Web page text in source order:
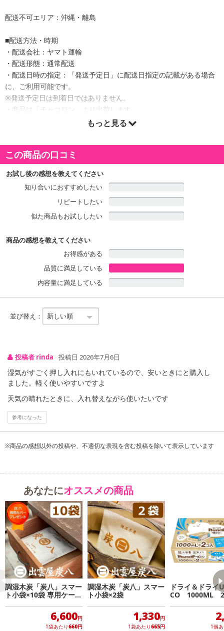
配送不可エリア：沖縄・離島
■配送方法・時期
・配送会社：ヤマト運輸
・配送形態：通常配送
・配送日時の指定：「発送予定日」に配送日指定の記載がある場合
に、ご利用可能です。
※発送予定日は到着日ではありません。
・商品は「チャコロン」より出荷します。
商品詳細
もっと見る
この商品の口コミ
お試し後の感想を教えてください
知り合いにおすすめしたい
リピートしたい
似た商品もお試ししたい
商品の感想を教えてください
お得感がある
品質に満足している
内容量に満足している
並び替え：
投稿者 rinda 投稿日 2026年7月6日
湿気がすごく押し入れにもいれているので、安いときにと購入し
ました。軽く使いやすいですよ
天気の晴れたときに、入れ替えながら使いたいです
参考になった
※商品の感想以外の投稿や、不適切な表現を含む投稿を除いて表示しています
あなたにオススメの商品
調湿木炭「炭八」スマー
ト小袋×10袋 専用ケース
カバープレゼント
6,600円
1袋あたり660円
調湿木炭「炭八」スマー
ト小袋×2袋
1,330円
1袋あたり665円
ドライ＆ドラ
CO 1000ML 2
ク×5点
1個